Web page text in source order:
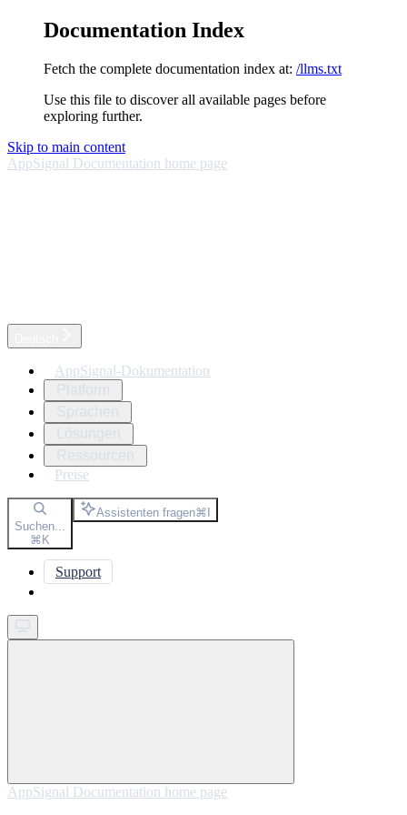
Documentation Index
Fetch the complete documentation index at: /llms.txt
Use this file to discover all available pages before
exploring further.
Skip to main content
AppSignal Documentation home page
AppSignal-Dokumentation
Preise
Suchen...
⌘K
Assistenten fragen⌘I
Support
AppSignal Documentation home page